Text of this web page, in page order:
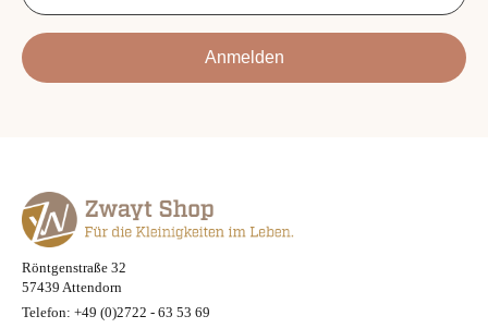
Anmelden
Röntgenstraße 32
57439 Attendorn
Telefon: +49 (0)2722 - 63 53 69